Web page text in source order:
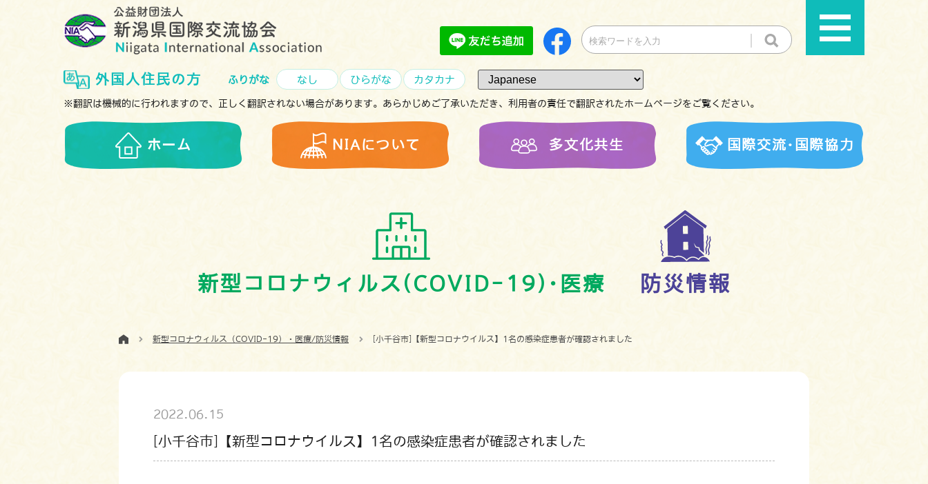
外国人住民の方 ふりがな なし ひらがな カタカナ
※翻訳は機械的に行われますので、正しく翻訳されない場合があります。あらかじめご了承いただき、利用者の責任で翻訳されたホームページをご覧ください。
ホーム NIAについて 多文化共生 国際交流･国際協力
新型コロナウィルス (COVID-19)･医療 防災情報
新型コロナウィルス（COVID-19）・医療/防災情報 [小千谷市]【新型コロナウイルス】1名の感染症患者が確認されました
2022.06.15
[小千谷市]【新型コロナウイルス】1名の感染症患者が確認されました